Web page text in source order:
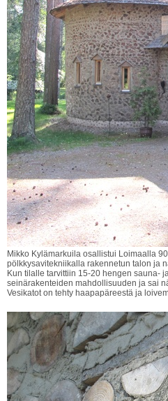
Mikko Kylämarkuila osallistui Loimaalla
pölkkysavitekniikalla rakennetun talon ja
Kun tilalle tarvittiin 15-20 hengen sauna-
seinärakenteiden mahdollisuuden ja sai
Vesikatot on tehty haapapäreestä ja